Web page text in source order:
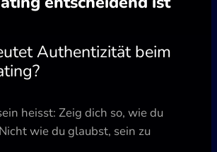
Authentizität beim
heisst: Zeig dich so, wie du
wie du glaubst, sein zu